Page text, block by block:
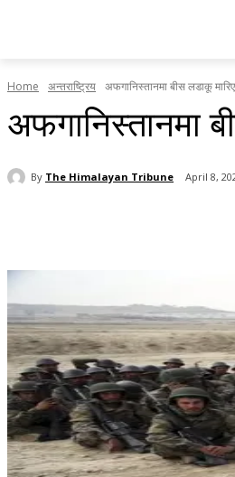
Home अन्तराष्ट्रिय अफगानिस्तानमा बीस लडाकू मारिए
अफगानिस्तानमा
By The Himalayan Tribune April 8,